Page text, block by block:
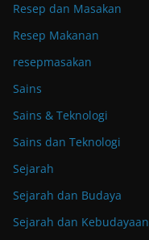
Resep dan Masakan
Resep Makanan
resepmasakan
Sains
Sains & Teknologi
Sains dan Teknologi
Sejarah
Sejarah dan Budaya
Sejarah dan Kebudayaan